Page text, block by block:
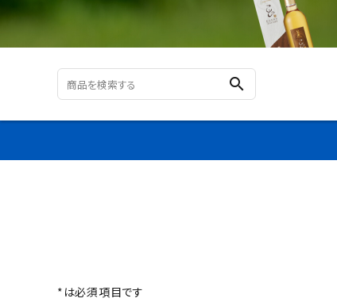
search
カテゴリーから探す
* は必須項目です